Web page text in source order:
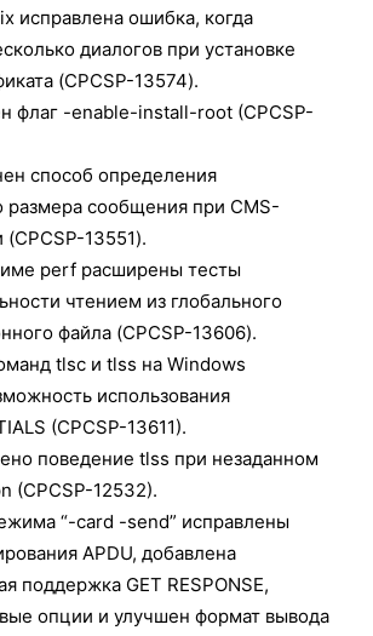
исправлена ошибка, когда
диалогов при установке
(CPCSP-13574).
флаг -enable-install-root (CPCSP-
способ определения
размера сообщения при CMS-
13551).
perf расширены тесты
чтением из глобального
файла (CPCSP-13606).
tlsc и tlss на Windows
использования
(CPCSP-13611).
поведение tlss при незаданном
(CPCSP-12532).
“-card -send” исправлены
APDU, добавлена
поддержка GET RESPONSE,
опции и улучшен формат вывода